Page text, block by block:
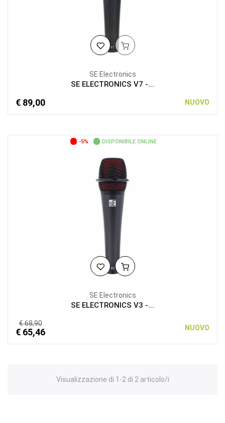
SE Electronics
SE ELECTRONICS V7 -...
€ 89,00 NUOVO
-5% DISPONIBILE ONLINE
SE Electronics
SE ELECTRONICS V3 -...
€ 68,90
€ 65,46 NUOVO
Visualizzazione di 1-2 di 2 articolo/i